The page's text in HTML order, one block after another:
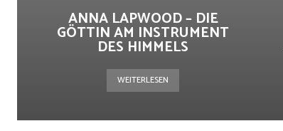
ANNA LAPWOOD – DIE
GÖTTIN AM INSTRUMENT
DES HIMMELS
WEITERLESEN